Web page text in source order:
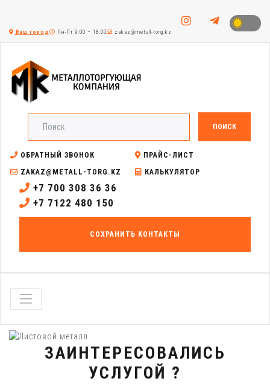
Ваш город Пн-Пт 9:00 – 18:00 zakaz@metall-torg.kz
ПОИСК
ОБРАТНЫЙ ЗВОНОК
ПРАЙС-ЛИСТ
ZAKAZ@METALL-TORG.KZ
КАЛЬКУЛЯТОР
+7 700 308 36 36
+7 7122 480 150
СОХРАНИТЬ КОНТАКТЫ
ЗАИНТЕРЕСОВАЛИСЬ
УСЛУГОЙ ?